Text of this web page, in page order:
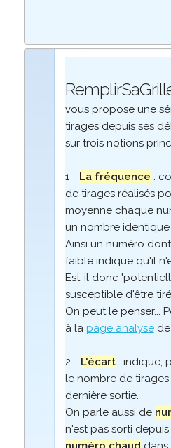
vous propose une
tirages depuis ses
sur trois notions
1 - La fréquence :
de tirages réalisés
moyenne chaque
un nombre identique
Ainsi un numéro
faible indique qu'il
Est-il donc
susceptible d'être
On peut le penser...
à la page analysede
2 - L'écart: indique,
le nombre de
dernière sortie.
On parle aussi de
n'est pas sorti